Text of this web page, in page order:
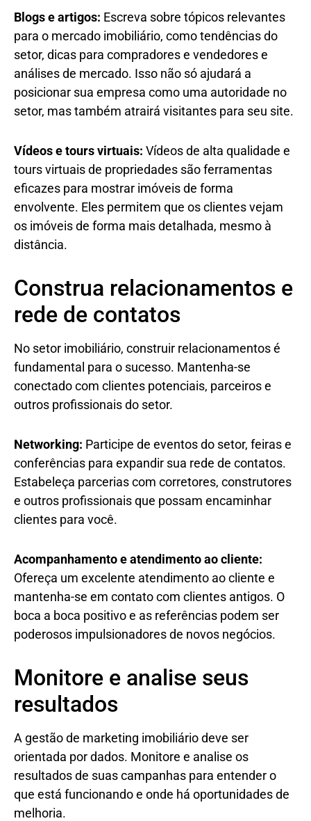
Blogs e artigos: Escreva sobre tópicos relevantes
para o mercado imobiliário, como tendências do
setor, dicas para compradores e vendedores e
análises de mercado. Isso não só ajudará a
posicionar sua empresa como uma autoridade no
setor, mas também atrairá visitantes para seu site.
Vídeos e tours virtuais: Vídeos de alta qualidade e
tours virtuais de propriedades são ferramentas
eficazes para mostrar imóveis de forma
envolvente. Eles permitem que os clientes vejam
os imóveis de forma mais detalhada, mesmo à
distância.
Construa relacionamentos e
rede de contatos
No setor imobiliário, construir relacionamentos é
fundamental para o sucesso. Mantenha-se
conectado com clientes potenciais, parceiros e
outros profissionais do setor.
Networking: Participe de eventos do setor, feiras e
conferências para expandir sua rede de contatos.
Estabeleça parcerias com corretores, construtores
e outros profissionais que possam encaminhar
clientes para você.
Acompanhamento e atendimento ao cliente:
Ofereça um excelente atendimento ao cliente e
mantenha-se em contato com clientes antigos. O
boca a boca positivo e as referências podem ser
poderosos impulsionadores de novos negócios.
Monitore e analise seus
resultados
A gestão de marketing imobiliário deve ser
orientada por dados. Monitore e analise os
resultados de suas campanhas para entender o
que está funcionando e onde há oportunidades de
melhoria.